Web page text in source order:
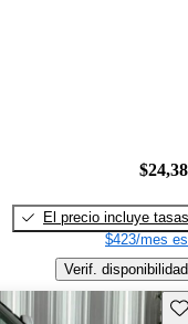
El precio incluye tasas
$423/mes
Verif. disponibilidad